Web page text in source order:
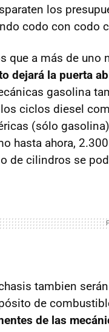
los
codo con codo
que a más de uno
dejará la puerta
gasolina
ciclos diesel
(sólo
hasta ahora,
de cilindros se
tambien
de
de las